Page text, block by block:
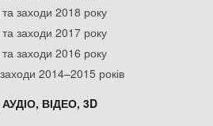
заходи 2018 року
заходи 2017 року
заходи 2016 року
2014–2015 років
ВІДЕО, 3D